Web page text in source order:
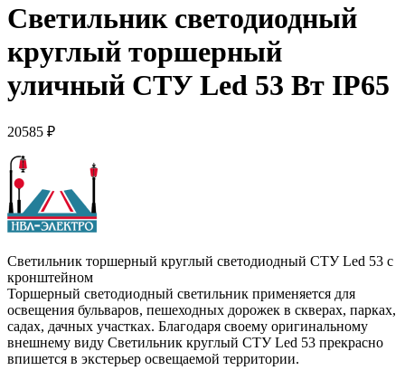
Светильник светодиодный
круглый торшерный
уличный СТУ Led 53 Вт IP65
20585 ₽
Светильник торшерный круглый светодиодный СТУ Led 53 с
кронштейном
Торшерный светодиодный светильник применяется для
освещения бульваров, пешеходных дорожек в скверах, парках,
садах, дачных участках. Благодаря своему оригинальному
внешнему виду Светильник круглый СТУ Led 53 прекрасно
впишется в экстерьер освещаемой территории.